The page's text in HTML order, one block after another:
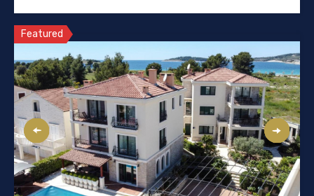
Featured